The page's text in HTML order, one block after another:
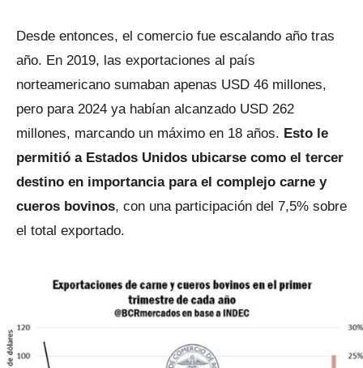
Desde entonces, el comercio fue escalando año tras
año. En 2019, las exportaciones al país
norteamericano sumaban apenas USD 46 millones,
pero para 2024 ya habían alcanzado USD 262
millones, marcando un máximo en 18 años. Esto le
permitió a Estados Unidos ubicarse como el tercer
destino en importancia para el complejo carne y
cueros bovinos, con una participación del 7,5% sobre
el total exportado.